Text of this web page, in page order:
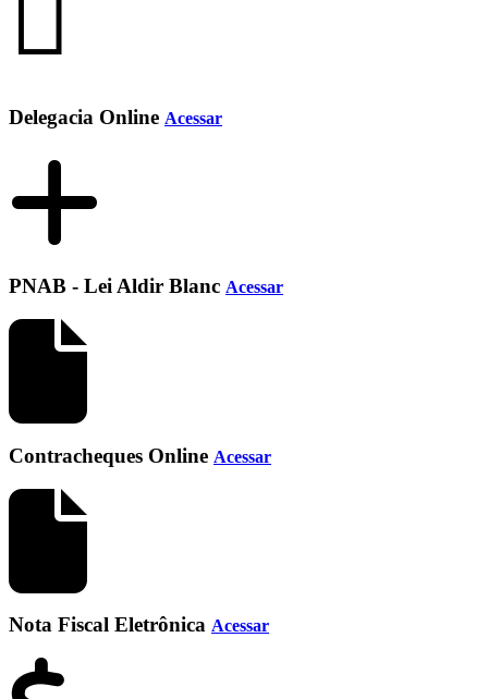
Delegacia Online Acessar
PNAB - Lei Aldir Blanc Acessar
Contracheques Online Acessar
Nota Fiscal Eletrônica Acessar